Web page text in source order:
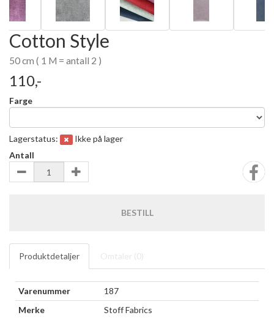
Cotton Style
50 cm ( 1 M = antall 2 )
110,-
Farge
Lagerstatus:
Ikke på lager
Antall
BESTILL
Produktdetaljer Omtaler (0)
Varenummer
187
Merke
Stoff Fabrics